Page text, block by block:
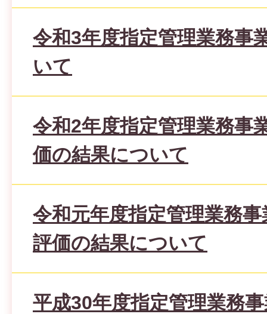
令和3年度指定管理業務事
いて
令和2年度指定管理業務事
価の結果について
令和元年度指定管理業務
評価の結果について
平成30年度指定管理業務